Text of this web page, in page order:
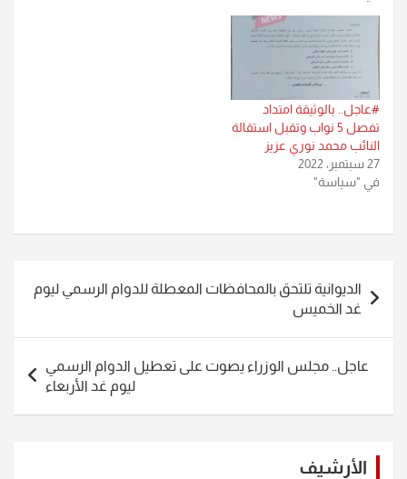
#عاجل.. بالوثيقة امتداد
تفصل 5 نواب وتقبل استقالة
النائب محمد نوري عزيز
27 سبتمبر، 2022
في "سياسة"
المقالات
الديوانية تلتحق بالمحافظات المعطلة للدوام الرسمي ليوم
غد الخميس
عاجل.. مجلس الوزراء يصوت على تعطيل الدوام الرسمي
ليوم غد الأربعاء
الأرشيف